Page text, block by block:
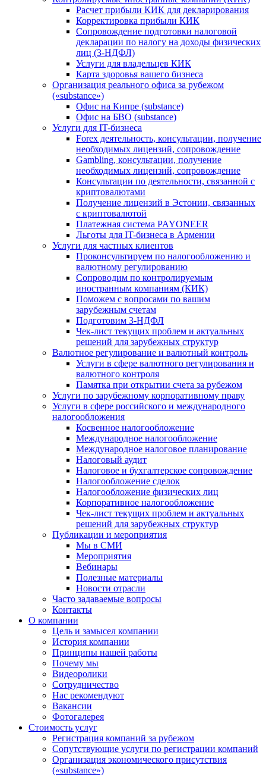
Расчет прибыли КИК для декларирования
Корректировка прибыли КИК
Сопровождение подготовки налоговой
декларации по налогу на доходы физических
лиц (3-НДФЛ)
Услуги для владельцев КИК
Карта здоровья вашего бизнеса
Организация реального офиса за рубежом
(«substance»)
Офис на Кипре (substance)
Офис на БВО (substance)
Услуги для IT-бизнеса
Forex деятельность, консультации, получение
необходимых лицензий, сопровождение
Gambling, консультации, получение
необходимых лицензий, сопровождение
Консультации по деятельности, связанной с
криптовалютами
Получение лицензий в Эстонии, связанных
с криптовалютой
Платежная система PAYONEER
Льготы для IT-бизнеса в Армении
Услуги для частных клиентов
Проконсультируем по налогообложению и
валютному регулированию
Сопроводим по контролируемым
иностранным компаниям (КИК)
Поможем с вопросами по вашим
зарубежным счетам
Подготовим 3-НДФЛ
Чек-лист текущих проблем и актуальных
решений для зарубежных структур
Валютное регулирование и валютный контроль
Услуги в сфере валютного регулирования и
валютного контроля
Памятка при открытии счета за рубежом
Услуги по зарубежному корпоративному праву
Услуги в сфере российского и международного
налогообложения
Косвенное налогообложение
Международное налогообложение
Международное налоговое планирование
Налоговый аудит
Налоговое и бухгалтерское сопровождение
Налогообложение сделок
Налогообложение физических лиц
Корпоративное налогообложение
Чек-лист текущих проблем и актуальных
решений для зарубежных структур
Публикации и мероприятия
Мы в СМИ
Мероприятия
Вебинары
Полезные материалы
Новости отрасли
Часто задаваемые вопросы
Контакты
О компании
Цель и замысел компании
История компании
Принципы нашей работы
Почему мы
Видеоролики
Сотрудничество
Нас рекомендуют
Вакансии
Фотогалерея
Стоимость услуг
Регистрация компаний за рубежом
Сопутствующие услуги по регистрации компаний
Организация экономического присутствия
(«substance»)